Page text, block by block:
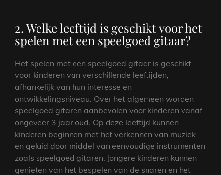
2. Welke leeftijd is geschikt voor het
spelen met een speelgoed gitaar?
Het spelen met een speelgoed gitaar is geschikt
voor kinderen van verschillende leeftijden,
afhankelijk van hun interesse en
ontwikkelingsniveau. Over het algemeen worden
speelgoed gitaren aanbevolen voor kinderen vanaf
ongeveer 3 jaar oud. Op deze leeftijd kunnen
kinderen beginnen met het verkennen van muziek
en geluid door middel van eenvoudige instrumenten
zoals speelgoed gitaren. Jongere kinderen kunnen
genieten van het bespelen van de snaren en het